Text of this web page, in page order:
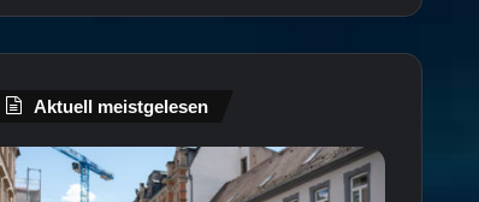
Aktuell meistgelesen